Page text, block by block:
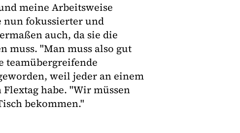
meine Arbeitsweise
nun fokussierter und
auch, da sie die
muss. "Man muss also gut
teamübergreifende
weil jeder an einem
habe. "Wir müssen
bekommen."